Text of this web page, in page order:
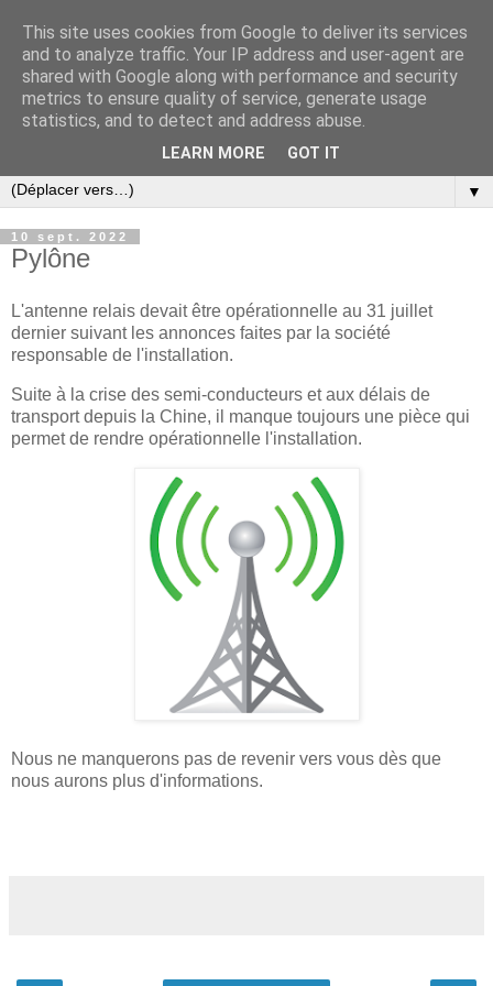
▼
10 sept. 2022
Pylône
L'antenne relais devait être opérationnelle au 31 juillet
dernier suivant les annonces faites par la société
responsable de l'installation.
Suite à la crise des semi-conducteurs et aux délais de
transport depuis la Chine, il manque toujours une pièce qui
permet de rendre opérationnelle l'installation.
Nous ne manquerons pas de revenir vers vous dès que
nous aurons plus d'informations.
This site uses cookies from Google to deliver its services
and to analyze traffic. Your IP address and user-agent are
shared with Google along with performance and security
metrics to ensure quality of service, generate usage
statistics, and to detect and address abuse.
LEARN MORE GOT IT